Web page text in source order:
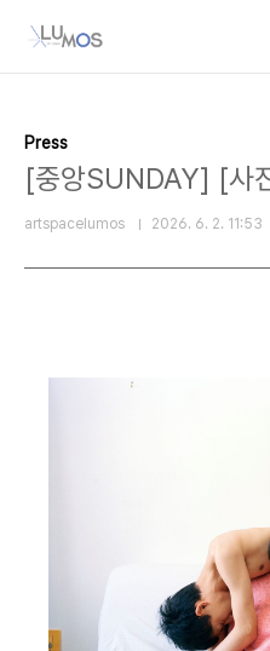
Press
[중앙SUNDAY] [사
artspacelumos 2026. 6. 2. 11:53